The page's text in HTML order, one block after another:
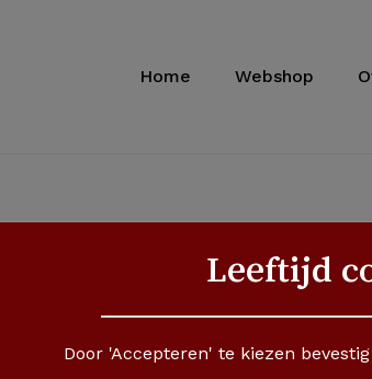
Leeftijd
Door 'Accepteren' te kiezen
Home Webshop